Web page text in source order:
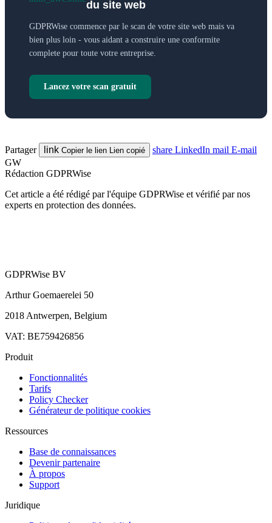
du site web
GDPRWise commence par le scan de votre site web mais va
bien plus loin - vous aidant a construire une conformite
complete pour toute votre entreprise.
Lancez votre scan gratuit
Partager link Copier le lien Lien copié share LinkedIn mail E-mail
GW
Rédaction GDPRWise
Cet article a été rédigé par l'équipe GDPRWise et vérifié par nos
experts en protection des données.
GDPRWise BV
Arthur Goemaerelei 50
2018 Antwerpen, Belgium
VAT: BE759426856
Produit
Fonctionnalités
Tarifs
Policy Checker
Générateur de politique cookies
Ressources
Base de connaissances
Devenir partenaire
À propos
Support
Juridique